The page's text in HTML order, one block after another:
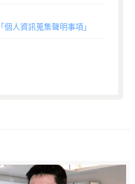
「個人資訊蒐集聲明事項」